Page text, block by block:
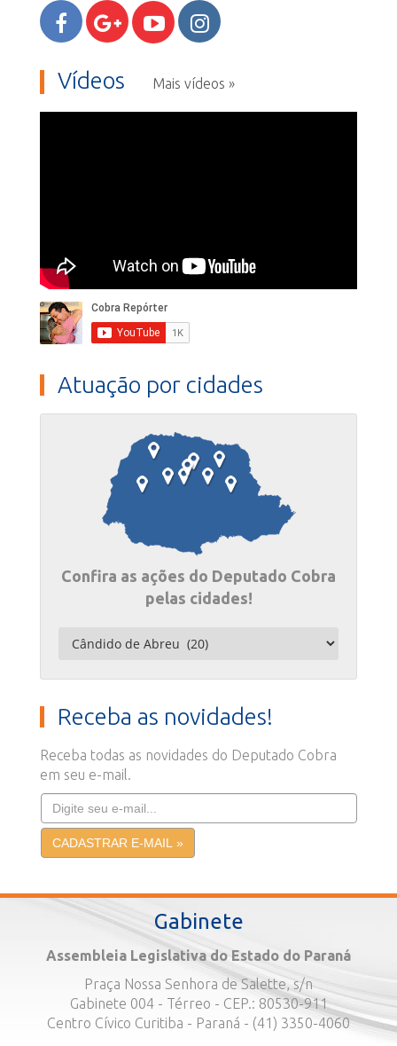
Vídeos Mais vídeos »
Atuação por cidades
Confira as ações do Deputado Cobra
pelas cidades!
Receba as novidades!
Receba todas as novidades do Deputado Cobra
em seu e-mail.
Gabinete
Assembleia Legislativa do Estado do Paraná
Praça Nossa Senhora de Salette, s/n
Gabinete 004 - Térreo - CEP.: 80530-911
Centro Cívico Curitiba - Paraná - (41) 3350-4060